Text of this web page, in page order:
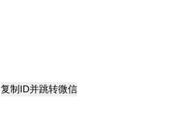
复制ID并跳转微信